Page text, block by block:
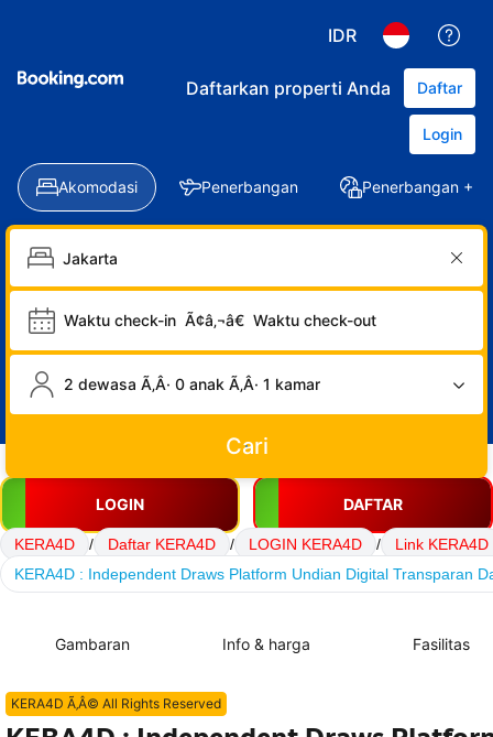
IDR
Daftarkan properti Anda Daftar
Login
Akomodasi Penerbangan Penerbangan +
Waktu check-in Ã¢â‚¬â€ Waktu check-out
2 dewasa Ã‚Â· 0 anak Ã‚Â· 1 kamar
Cari
LOGIN DAFTAR
KERA4D / Daftar KERA4D / LOGIN KERA4D /
Link KERA4D
KERA4D : Independent Draws Platform Undian Digital Transparan
Gambaran Info & harga Fasilitas
KERA4D Ã‚Â© All Rights Reserved